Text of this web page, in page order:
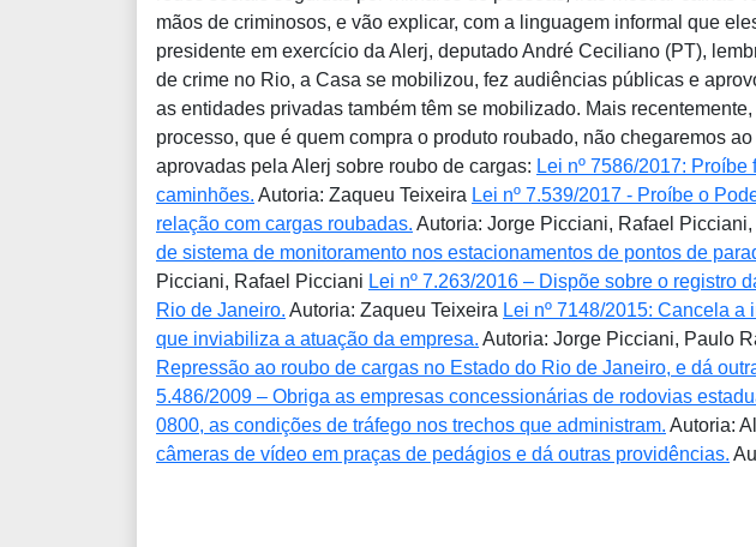
mãos de criminosos, e vão explicar, com a linguagem informal que
presidente em exercício da Alerj, deputado André Ceciliano (PT),
de crime no Rio, a Casa se mobilizou, fez audiências públicas e
as entidades privadas também têm se mobilizado. Mais
processo, que é quem compra o produto roubado, não chegaremos
aprovadas pela Alerj sobre roubo de cargas: Lei nº 7586/2017:
caminhões. Autoria: Zaqueu Teixeira Lei nº 7.539/2017 - Proíbe o
relação com cargas roubadas. Autoria: Jorge Picciani, Rafael
de sistema de monitoramento nos estacionamentos de pontos de
Picciani, Rafael Picciani Lei nº 7.263/2016 – Dispõe sobre o registro
Rio de Janeiro. Autoria: Zaqueu Teixeira Lei nº 7148/2015: Cancela
que inviabiliza a atuação da empresa. Autoria: Jorge Picciani, Paulo
Repressão ao roubo de cargas no Estado do Rio de Janeiro, e dá
5.486/2009 – Obriga as empresas concessionárias de rodovias
0800, as condições de tráfego nos trechos que administram. Autoria:
câmeras de vídeo em praças de pedágios e dá outras providências.